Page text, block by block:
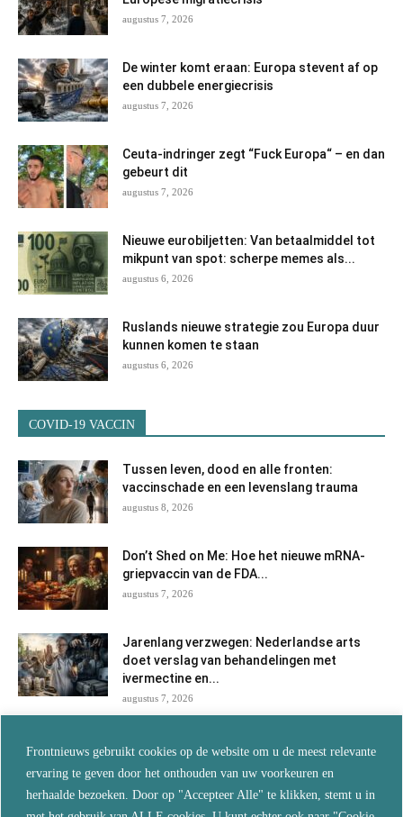
Frontnieuws gebruikt cookies op de website om u de meest relevante
ervaring te geven door het onthouden van uw voorkeuren en
herhaalde bezoeken. Door op "Accepteer Alle" te klikken, stemt u in
augustus 7, 2026
De winter komt eraan: Europa stevent af op
een dubbele energiecrisis
augustus 7, 2026
Ceuta-indringer zegt “Fuck Europa“ – en dan
gebeurt dit
augustus 7, 2026
Nieuwe eurobiljetten: Van betaalmiddel tot
mikpunt van spot: scherpe memes als...
augustus 6, 2026
Ruslands nieuwe strategie zou Europa duur
kunnen komen te staan
augustus 6, 2026
COVID-19 VACCIN
Tussen leven, dood en alle fronten:
vaccinschade en een levenslang trauma
augustus 8, 2026
Don’t Shed on Me: Hoe het nieuwe mRNA-
griepvaccin van de FDA...
augustus 7, 2026
Jarenlang verzwegen: Nederlandse arts
doet verslag van behandelingen met
ivermectine en...
augustus 7, 2026
langer op de...
augustus 5, 2026